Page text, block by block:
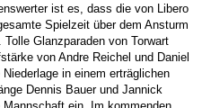
ist es, dass die von Libero
Spielzeit über dem Ansturm
Glanzparaden von Torwart
von Andre Reichel und Daniel
in einem erträglichen
Dennis Bauer und Jannick